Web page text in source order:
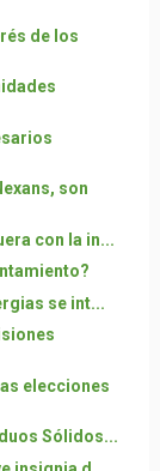
de los
son
con la in...
se int...
elecciones
Sólidos...